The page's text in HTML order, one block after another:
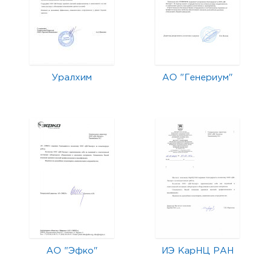
Уралхим АО "Генериум"
АО "Эфко" ИЭ КарНЦ РАН